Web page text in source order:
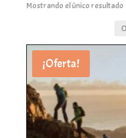
Mostrando el único resultado
¡Oferta!